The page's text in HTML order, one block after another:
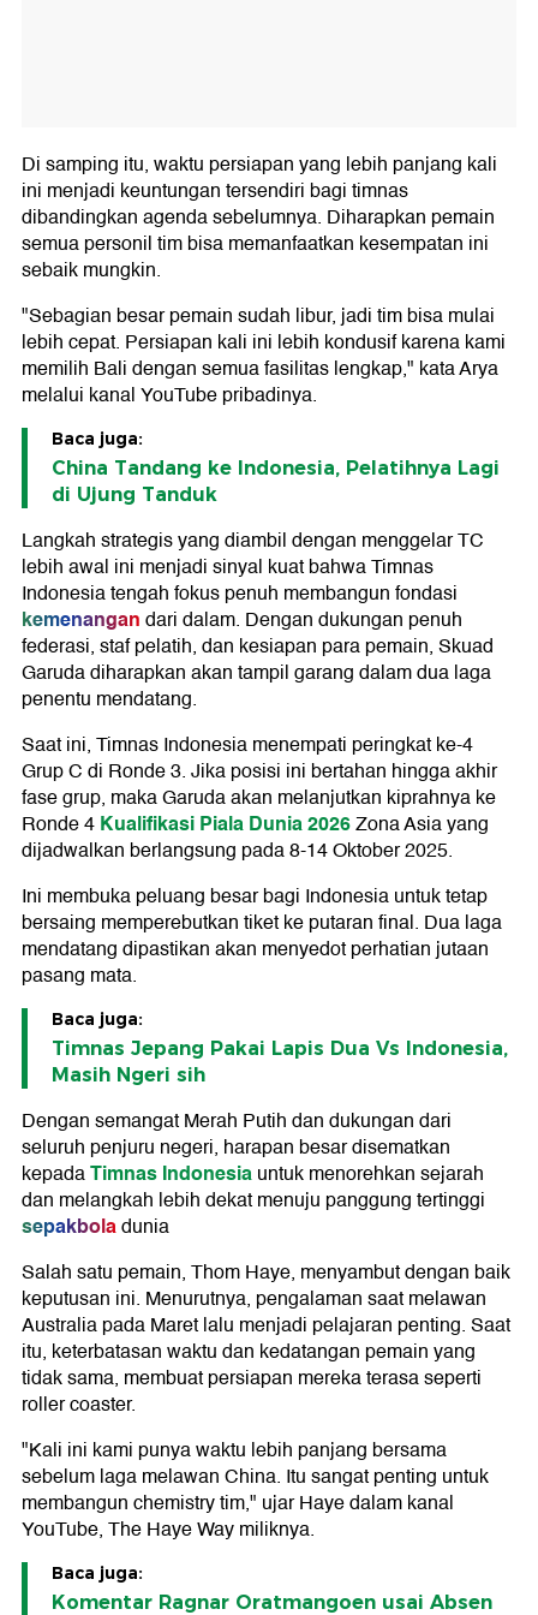
Di samping itu, waktu persiapan yang lebih panjang kali
ini menjadi keuntungan tersendiri bagi timnas
dibandingkan agenda sebelumnya. Diharapkan pemain
semua personil tim bisa memanfaatkan kesempatan ini
sebaik mungkin.
"Sebagian besar pemain sudah libur, jadi tim bisa mulai
lebih cepat. Persiapan kali ini lebih kondusif karena kami
memilih Bali dengan semua fasilitas lengkap," kata Arya
melalui kanal YouTube pribadinya.
Baca juga:
China Tandang ke Indonesia, Pelatihnya Lagi
di Ujung Tanduk
Langkah strategis yang diambil dengan menggelar TC
lebih awal ini menjadi sinyal kuat bahwa Timnas
Indonesia tengah fokus penuh membangun fondasi
kemenangandari dalam. Dengan dukungan penuh
federasi, staf pelatih, dan kesiapan para pemain, Skuad
Garuda diharapkan akan tampil garang dalam dua laga
penentu mendatang.
Saat ini, Timnas Indonesia menempati peringkat ke-4
Grup C di Ronde 3. Jika posisi ini bertahan hingga akhir
fase grup, maka Garuda akan melanjutkan kiprahnya ke
Ronde 4Kualifikasi Piala Dunia 2026Zona Asia yang
dijadwalkan berlangsung pada 8-14 Oktober 2025.
Ini membuka peluang besar bagi Indonesia untuk tetap
bersaing memperebutkan tiket ke putaran final. Dua laga
mendatang dipastikan akan menyedot perhatian jutaan
pasang mata.
Baca juga:
Timnas Jepang Pakai Lapis Dua Vs Indonesia,
Masih Ngeri sih
Dengan semangat Merah Putih dan dukungan dari
seluruh penjuru negeri, harapan besar disematkan
kepadaTimnas Indonesiauntuk menorehkan sejarah
dan melangkah lebih dekat menuju panggung tertinggi
sepakboladunia
Salah satu pemain, Thom Haye, menyambut dengan baik
keputusan ini. Menurutnya, pengalaman saat melawan
Australia pada Maret lalu menjadi pelajaran penting. Saat
itu, keterbatasan waktu dan kedatangan pemain yang
tidak sama, membuat persiapan mereka terasa seperti
roller coaster.
"Kali ini kami punya waktu lebih panjang bersama
sebelum laga melawan China. Itu sangat penting untuk
membangun chemistry tim," ujar Haye dalam kanal
YouTube, The Haye Way miliknya.
Baca juga:
Komentar Ragnar Oratmangoen usai Absen